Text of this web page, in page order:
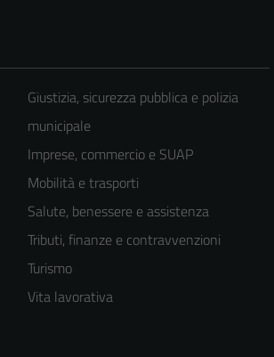
Giustizia, sicurezza pubblica e polizia
municipale
Imprese, commercio e SUAP
Mobilità e trasporti
Salute, benessere e assistenza
Tributi, finanze e contravvenzioni
Turismo
Vita lavorativa